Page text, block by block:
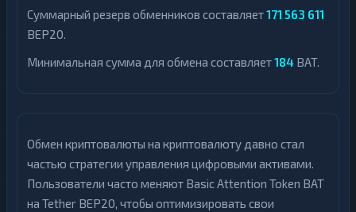
Суммарный резерв обменников составляет171 563 611
BEP20.
Минимальная сумма для обмена составляет184 BAT.
Обмен криптовалюты на криптовалюту давно стал
частью стратегии управления цифровыми активами.
Пользователи часто меняют Basic Attention Token BAT
на Tether BEP20, чтобы оптимизировать свои